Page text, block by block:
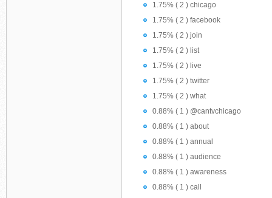
1.75% ( 2 ) chicago
1.75% ( 2 ) facebook
1.75% ( 2 ) join
1.75% ( 2 ) list
1.75% ( 2 ) live
1.75% ( 2 ) twitter
1.75% ( 2 ) what
0.88% ( 1 ) @cantvchicago
0.88% ( 1 ) about
0.88% ( 1 ) annual
0.88% ( 1 ) audience
0.88% ( 1 ) awareness
0.88% ( 1 ) call